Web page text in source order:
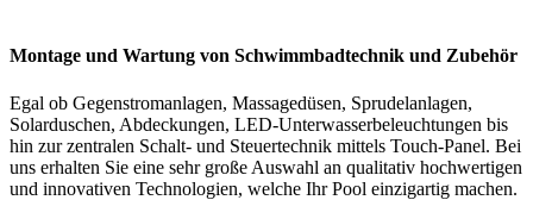
Montage und Wartung von Schwimmbadtechnik und Zubehör
Egal ob Gegenstromanlagen, Massagedüsen, Sprudelanlagen,
Solarduschen, Abdeckungen, LED-Unterwasserbeleuchtungen bis
hin zur zentralen Schalt- und Steuertechnik mittels Touch-Panel. Bei
uns erhalten Sie eine sehr große Auswahl an qualitativ hochwertigen
und innovativen Technologien, welche Ihr Pool einzigartig machen.